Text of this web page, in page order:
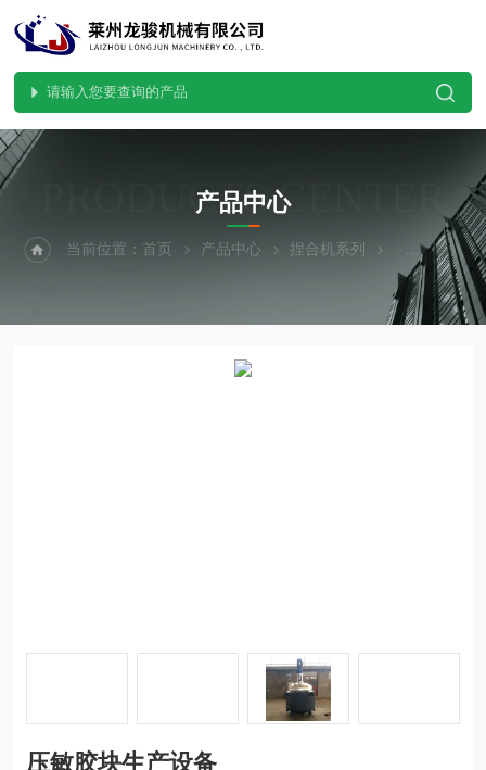
PRODUCTS CENTER
产品中心
当前位置：首页 产品中心 捏合机系列 热熔胶生产
压敏胶块生产设备